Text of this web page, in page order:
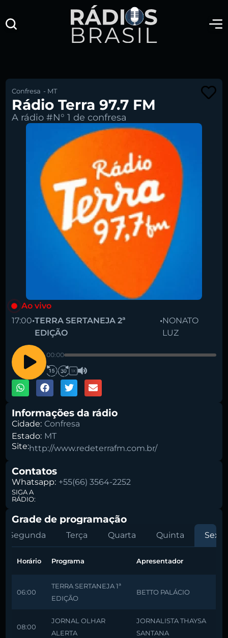
Confresa - MT
Rádio Terra 97.7 FM
A rádio #N° 1 de confresa
Ao vivo
17:00•TERRA SERTANEJA 2ª
EDIÇÃO
•NONATO
LUZ
00:00
1X
Informações da rádio
Cidade: Confresa
Estado: MT
Site:http://www.redeterrafm.com.br/
Contatos
Whatsapp: +55(66) 3564-2252
SIGA A
RÁDIO:
Grade de programação
Segunda Terça Quarta Quinta Sexta
Horário Programa Apresentador
06:00
TERRA SERTANEJA 1ª
EDIÇÃO
BETTO PALÁCIO
08:00
JORNAL OLHAR
ALERTA
JORNALISTA THAYSA
SANTANA